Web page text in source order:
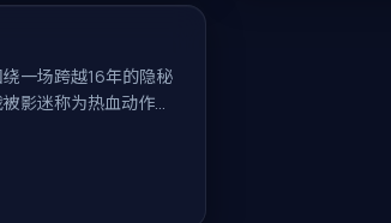
一场跨越16年的隐秘
影迷称为热血动作巨